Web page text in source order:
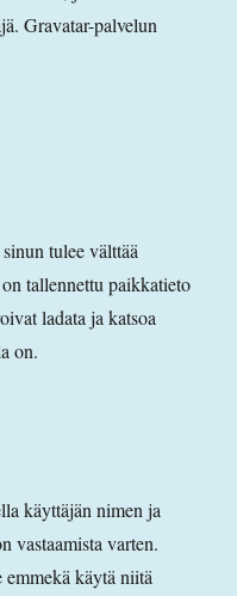
Gravatar-palvelun
tulee välttää
tallennettu paikkatieto
ladata ja katsoa
on.
käyttäjän nimen ja
vastaamista varten.
käytä niitä